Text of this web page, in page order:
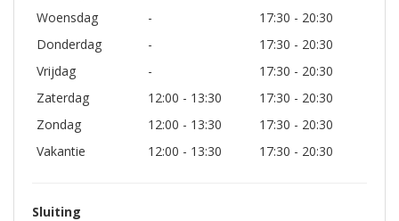
Woensdag
-
17:30 - 20:30
Donderdag
-
17:30 - 20:30
Vrijdag
-
17:30 - 20:30
Zaterdag
12:00 - 13:30
17:30 - 20:30
Zondag
12:00 - 13:30
17:30 - 20:30
Vakantie
12:00 - 13:30 17:30 - 20:30
Sluiting